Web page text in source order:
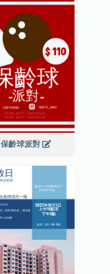
保齡球派對